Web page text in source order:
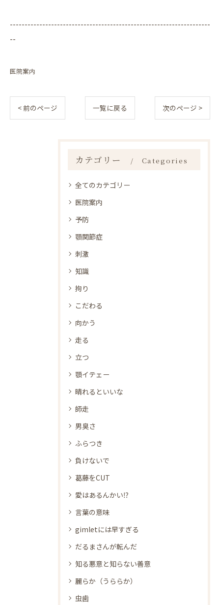
--------------------------------------------------------------------
--
医院案内
< 前のページ 一覧に戻る 次のページ >
カテゴリー Categories
全てのカテゴリー
医院案内
予防
顎関節症
刺激
知識
拘り
こだわる
向かう
走る
立つ
顎イテェー
晴れるといいな
師走
男臭さ
ふらつき
負けないで
葛藤をCUT
愛はあるんかい⁉
言葉の意味
gimletには早すぎる
だるまさんが転んだ
知る悪意と知らない善意
麗らか（うららか）
虫歯